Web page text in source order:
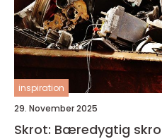
inspiration
29. November 2025
Skrot: Bæredygtig